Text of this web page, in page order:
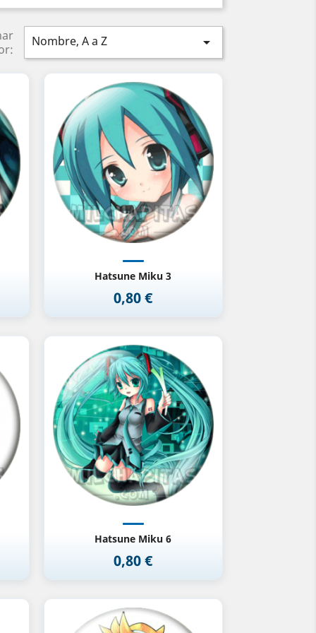
Nombre, A a Z 
Hatsune Miku 3
Precio
0,80 €
 Vista rápida
Hatsune Miku 6
Precio
0,80 €
Vista rápida